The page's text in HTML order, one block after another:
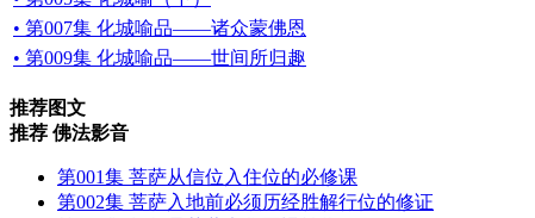
• 第007集 化城喻品——诸众蒙佛恩
• 第009集 化城喻品——世间所归趣
推荐图文
推荐 佛法影音
第001集 菩萨从信位入住位的必修课
第002集 菩萨入地前必须历经胜解行位的修证